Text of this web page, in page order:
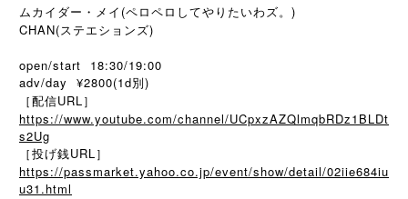
ムカイダー・メイ(ペロペロしてやりたいわズ。)
CHAN(ステエションズ)
open/start 18:30/19:00
adv/day ¥2800(1d別)
［配信URL］
https://www.youtube.com/channel/UCpxzAZQlmqbRDz1BLDt
s2Ug
［投げ銭URL］
https://passmarket.yahoo.co.jp/event/show/detail/02iie684iu
u31.html